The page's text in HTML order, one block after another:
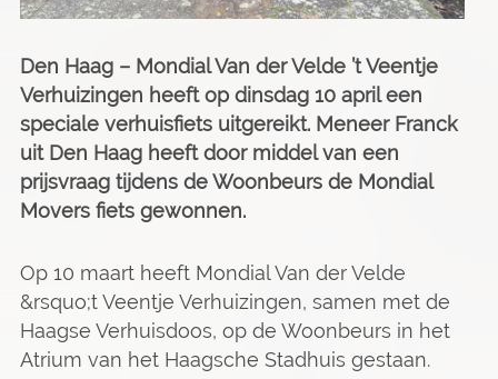
Den Haag – Mondial Van der Velde ’t Veentje
Verhuizingen heeft op dinsdag 10 april een
speciale verhuisfiets uitgereikt. Meneer Franck
uit Den Haag heeft door middel van een
prijsvraag tijdens de Woonbeurs de Mondial
Movers fiets gewonnen.
Op 10 maart heeft Mondial Van der Velde
&rsquo;t Veentje Verhuizingen, samen met de
Haagse Verhuisdoos, op de Woonbeurs in het
Atrium van het Haagsche Stadhuis gestaan.